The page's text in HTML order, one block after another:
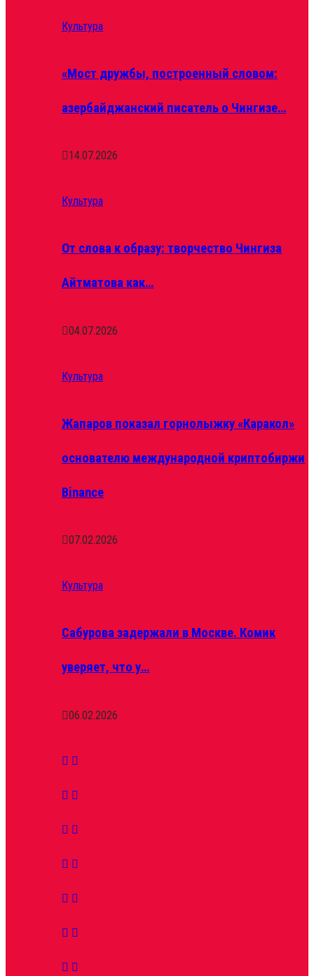
Культура
«Мост дружбы, построенный словом:
азербайджанский писатель о Чингизе…
14.07.2026
Культура
От слова к образу: творчество Чингиза
Айтматова как…
04.07.2026
Культура
Жапаров показал горнолыжку «Каракол»
основателю международной криптобиржи
Binance
07.02.2026
Культура
Сабурова задержали в Москве. Комик
уверяет, что у…
06.02.2026